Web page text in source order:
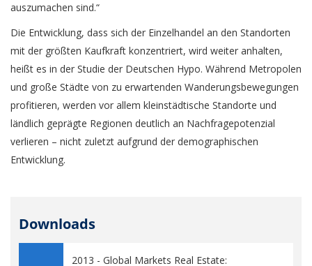
auszumachen sind.“
Die Entwicklung, dass sich der Einzelhandel an den Standorten
mit der größten Kaufkraft konzentriert, wird weiter anhalten,
heißt es in der Studie der Deutschen Hypo. Während Metropolen
und große Städte von zu erwartenden Wanderungsbewegungen
profitieren, werden vor allem kleinstädtische Standorte und
ländlich geprägte Regionen deutlich an Nachfragepotenzial
verlieren – nicht zuletzt aufgrund der demographischen
Entwicklung.
Downloads
2013 - Global Markets Real Estate: